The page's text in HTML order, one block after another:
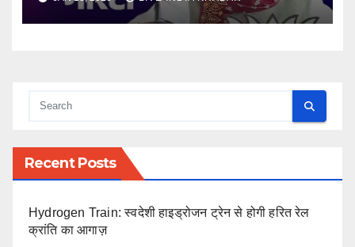
Recent Posts
Hydrogen Train: स्वदेशी हाइड्रोजन ट्रेन से होगी हरित रेल
क्रांति का आगाज़